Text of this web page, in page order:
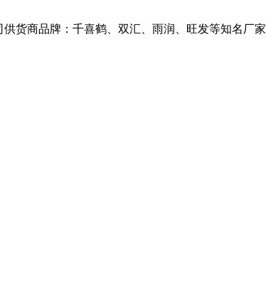
货商品牌：千喜鹤、双汇、雨润、旺发等知名厂家